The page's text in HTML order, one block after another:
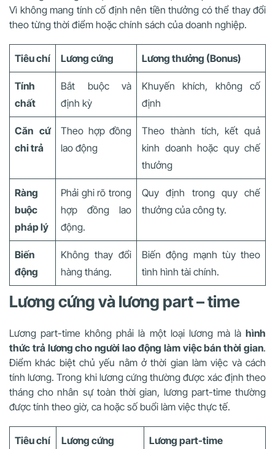
Vì không mang tính cố định nên tiền thưởng có thể thay đổi
theo từng thời điểm hoặc chính sách của doanh nghiệp.
Tiêu chí Lương cứng Lương thưởng (Bonus)
Tính
chất
Bắt buộc và
định kỳ
Khuyến khích, không cố
định
Căn cứ
chi trả
Theo hợp đồng
lao động
Theo thành tích, kết quả
kinh doanh hoặc quy chế
thưởng
Ràng
buộc
pháp lý
Phải ghi rõ trong
hợp đồng lao
động.
Quy định trong quy chế
thưởng của công ty.
Biến
động
Không thay đổi
hàng tháng.
Biến động mạnh tùy theo
tình hình tài chính.
Lương cứng và lương part – time
Lương part-time không phải là một loại lương mà là hình
thức trả lương cho người lao động làm việc bán thời gian.
Điểm khác biệt chủ yếu nằm ở thời gian làm việc và cách
tính lương. Trong khi lương cứng thường được xác định theo
tháng cho nhân sự toàn thời gian, lương part-time thường
được tính theo giờ, ca hoặc số buổi làm việc thực tế.
Tiêu chí Lương cứng Lương part-time